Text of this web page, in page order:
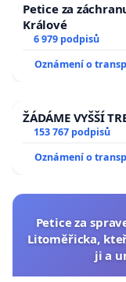
Petice za
Králové
6 979 podpisů
Oznámení o
ŽÁDÁME VYŠŠÍ
153 767 podpisů
Oznámení o
Petice za
Litoměřicka,
ji a